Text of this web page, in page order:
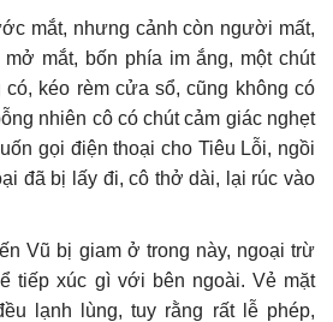
mắt, nhưng cảnh còn người mất,
mở mắt, bốn phía im ắng, một chút
có, kéo rèm cửa sổ, cũng không có
nhiên cô có chút cảm giác nghẹt
gọi điện thoại cho Tiêu Lỗi, ngồi
đã bị lấy đi, cô thở dài, lại rúc vào
Vũ bị giam ở trong này, ngoại trừ
tiếp xúc gì với bên ngoài. Vẻ mặt
lạnh lùng, tuy rằng rất lễ phép,